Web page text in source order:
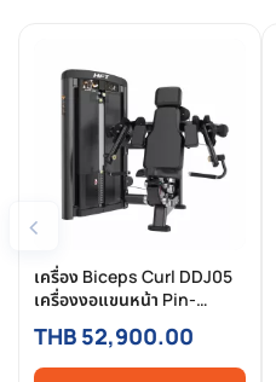
‹
เครื่อง Biceps Curl DDJ05
เครื่องงอแขนหน้า Pin-
Selected Commercial
สำหรับฟิตเนสมืออาชีพ
THB 52,900.00